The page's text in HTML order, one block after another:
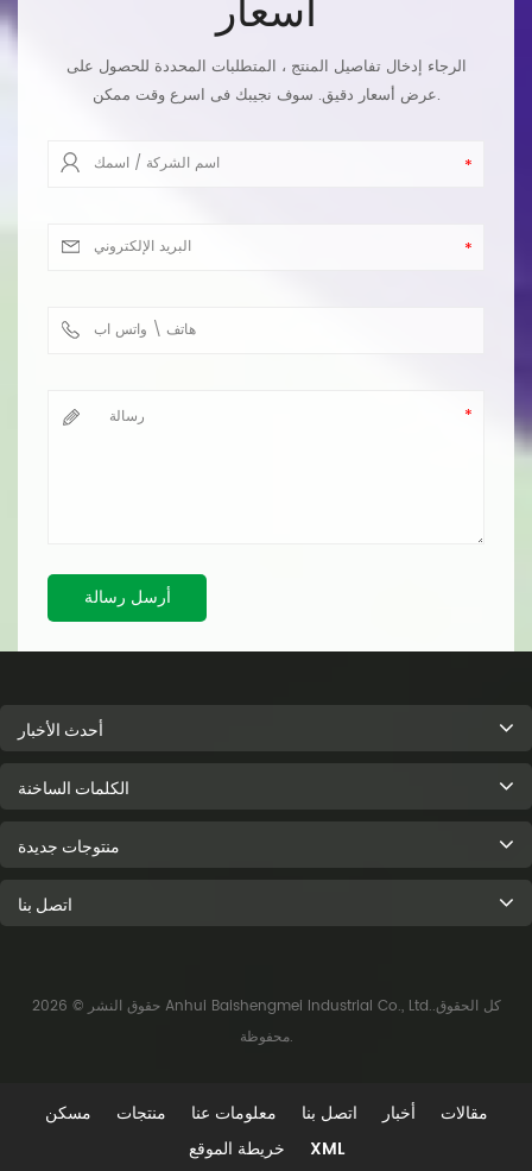
الرجاء إدخال تفاصيل المنتج ، المتطلبات المحددة للحصول على
عرض أسعار دقيق. سوف نجيبك فى اسرع وقت ممكن.
أرسل رسالة
أحدث الأخبار
الكلمات الساخنة
منتوجات جديدة
اتصل بنا
حقوق النشر © 2026 Anhui Baishengmei Industrial Co., Ltd..كل الحقوق
محفوظة.
مسكن منتجات معلومات عنا اتصل بنا أخبار
مقالات
خريطة الموقع
XML